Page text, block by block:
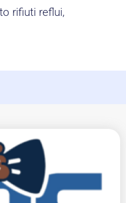
rifiuti reflui,